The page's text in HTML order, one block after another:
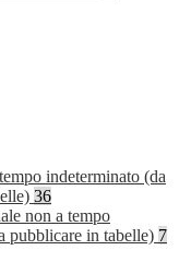
indeterminato (da
36
non a tempo
pubblicare in tabelle) 7